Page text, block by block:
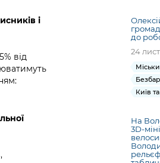
Фінанси та бюджет
правопорядок
Ритуальні послуги
foreigners
Контактний центр
з
запит
актів
Порядок
рішень,
запитів
публічну
новини
анонси
КМДА /
announce
KCSA
і
від
до
24
Київ
На
3D-